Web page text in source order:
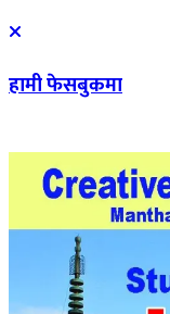
हामी फेसबुकमा